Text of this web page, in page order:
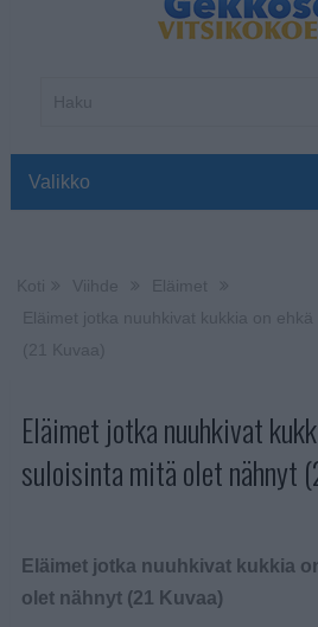
Valikko
Eläimet jotka nuuhkivat
suloisinta mitä olet nähnyt
Eläimet jotka nuuhkivat kukkia
olet nähnyt (21 Kuvaa)